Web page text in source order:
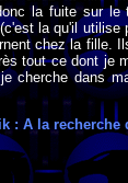
la fuite sur
la qu'il
chez la fille.
tout ce dont je
cherche dans
: A la recherche